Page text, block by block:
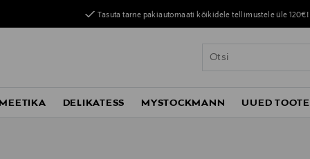
Tasuta tarne pakiautomaati kõikidele tellimustele üle 120€!
DELIKATESS MYSTOCKMANN UUED